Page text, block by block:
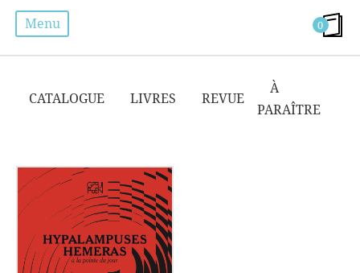
Menu 0
CATALOGUE
LIVRES REVUE
À
PARAÎTRE